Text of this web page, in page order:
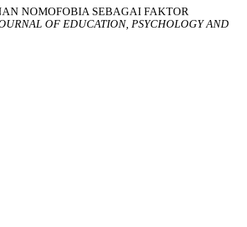
NOMOFOBIA SEBAGAI FAKTOR
OF EDUCATION, PSYCHOLOGY AND